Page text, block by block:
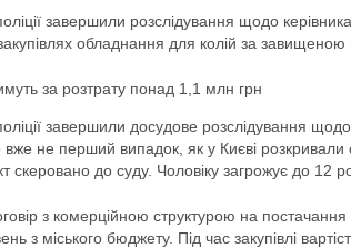
завершили розслідування щодо
обладнання для колій за завищеною
за розтрату понад 1,1 млн грн
завершили досудове розслідування
не перший випадок, як у Києві розкривали
скеровано до суду. Чоловіку загрожує до 12
з комерційною структурою на постачання
з міського бюджету. Під час закупівлі